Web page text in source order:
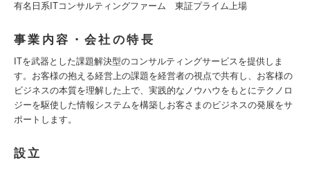
有名日系ITコンサルティングファーム 東証プライム上場
事業内容・会社の特長
ITを武器とした課題解決型のコンサルティングサービスを提供しま
す。お客様の抱える経営上の課題を経営者の視点で共有し、お客様の
ビジネスの本質を理解した上で、実践的なノウハウをもとにテクノロ
ジーを駆使した情報システムを構築しお客さまのビジネスの発展をサ
ポートします。
設立